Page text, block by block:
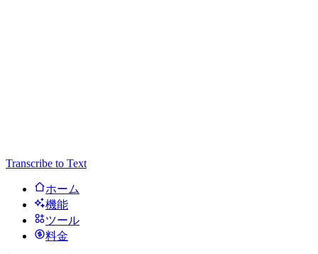
Transcribe to Text
ホーム
機能
ツール
料金